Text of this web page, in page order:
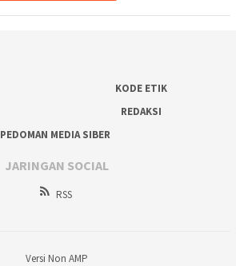
KODE ETIK
REDAKSI
PEDOMAN MEDIA SIBER
JARINGAN SOCIAL
RSS
Versi Non AMP